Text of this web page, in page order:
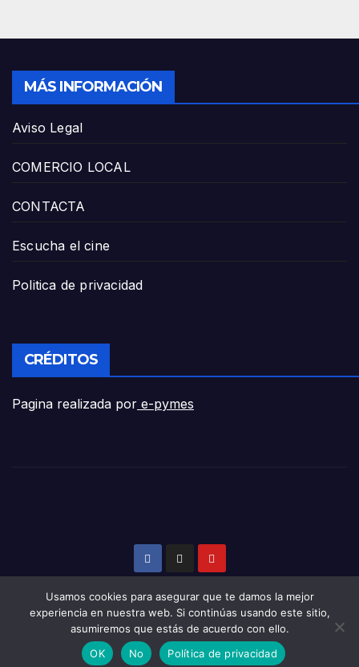
MÁS INFORMACIÓN
Aviso Legal
COMERCIO LOCAL
CONTACTA
Escucha el cine
Politica de privacidad
CRÉDITOS
Pagina realizada por e-pymes
Funciona gracias a WordPress| Tema:NewsupdeThemeansar
Usamos cookies para asegurar que te damos la mejor
experiencia en nuestra web. Si continúas usando este sitio,
asumiremos que estás de acuerdo con ello.
OK
No Política de privacidad